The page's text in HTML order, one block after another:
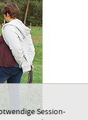
Session-